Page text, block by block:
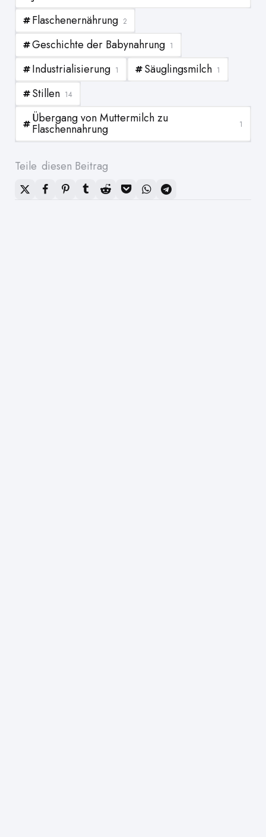
Flaschenernährung 2
Geschichte der Babynahrung 1
Industrialisierung 1 Säuglingsmilch 1
Stillen 14
Übergang von Muttermilch zu
Flaschennahrung 1
Teile diesen Beitrag